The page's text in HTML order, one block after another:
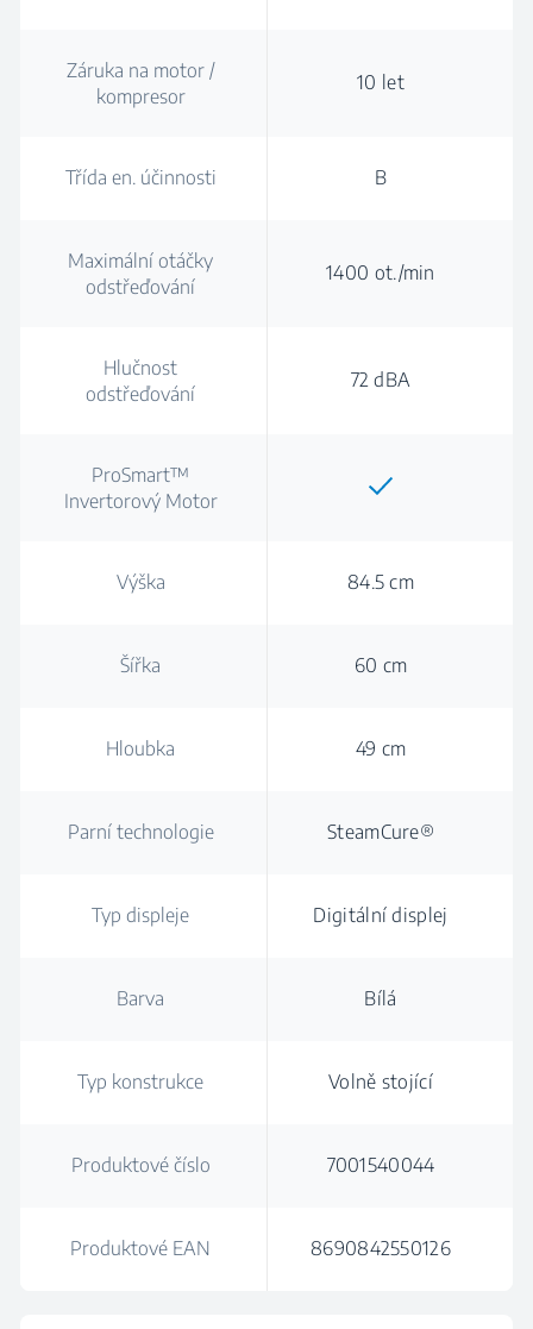
Záruka na motor /
kompresor
10 let
Třída en. účinnosti B
Maximální otáčky
odstřeďování
1400 ot./min
Hlučnost
odstřeďování
72 dBA
ProSmart™
Invertorový Motor
Výška 84.5 cm
Šířka 60 cm
Hloubka 49 cm
Parní technologie SteamCure®
Typ displeje Digitální displej
Barva Bílá
Typ konstrukce Volně stojící
Produktové číslo 7001540044
Produktové EAN 8690842550126